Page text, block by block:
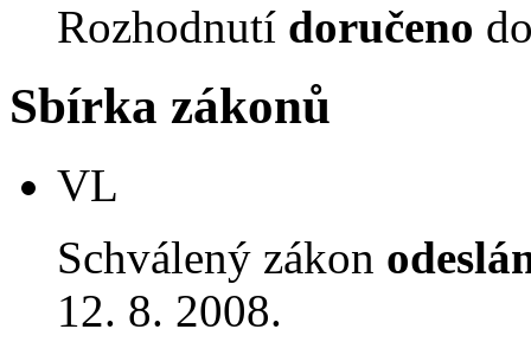
Rozhodnutí doručeno
Sbírka zákonů
VL
Schválený zákon
12. 8. 2008.